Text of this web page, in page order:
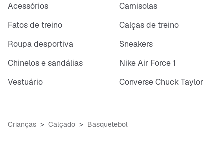
Acessórios
Camisolas
Fatos de treino
Calças de treino
Roupa desportiva
Sneakers
Chinelos e sandálias
Nike Air Force 1
Vestuário
Converse Chuck Taylor
Crianças Calçado Basquetebol